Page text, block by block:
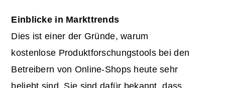
Einblicke in Markttrends
Dies ist einer der Gründe, warum
kostenlose Produktforschungstools bei den
Betreibern von Online-Shops heute sehr